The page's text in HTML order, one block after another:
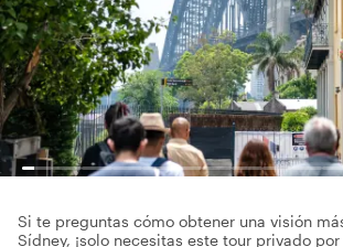
Si te preguntas cómo obtener una visión
Sídney, ¡solo necesitas este tour privado